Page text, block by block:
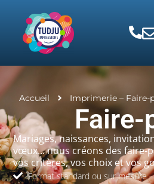
Accueil Imprimerie – Faire-
Faire-
Mariages, naissances,
vœux... nous créons des faire-
vos critères, vos choix et vos
Format standard ou sur mesure